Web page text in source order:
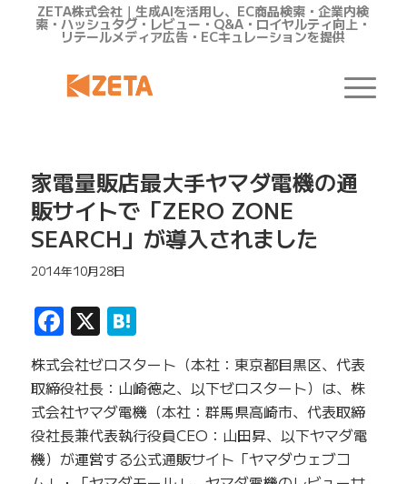
ZETA株式会社｜生成AIを活用し、EC商品検索・企業内検
索・ハッシュタグ・レビュー・Q&A・ロイヤルティ向上・
リテールメディア広告・ECキュレーションを提供
家電量販店最大手ヤマダ電機の通
販サイトで「ZERO ZONE
SEARCH」が導入されました
2014年10月28日
Facebook
X Hatena
株式会社ゼロスタート（本社：東京都目黒区、代表
取締役社長：山崎徳之、以下ゼロスタート）は、株
式会社ヤマダ電機（本社：群馬県高崎市、代表取締
役社長兼代表執行役員CEO：山田昇、以下ヤマダ電
機）が運営する公式通販サイト「ヤマダウェブコ